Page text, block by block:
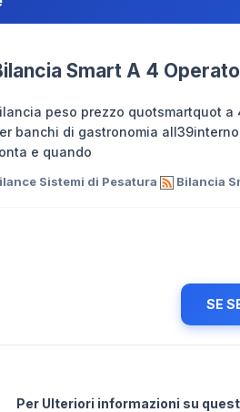
Smart A 4
peso prezzo quotsmartquot
banchi di gastronomia
e quando
Sistemi di Pesatura Bilancia
SE
Per Ulteriori informazioni su